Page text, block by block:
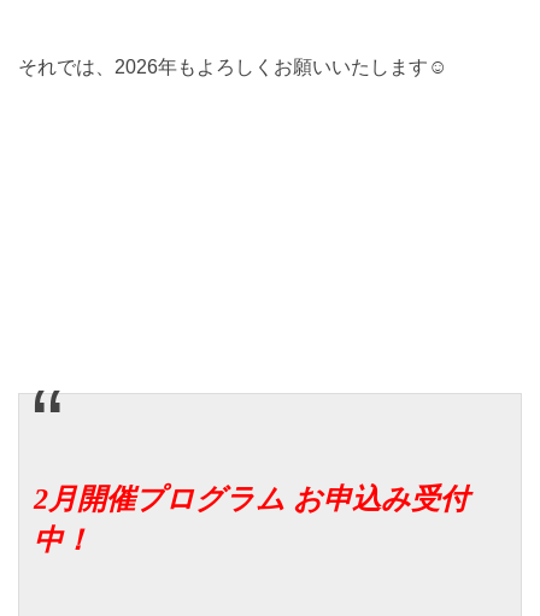
それでは、2026年もよろしくお願いいたします☺
2月開催プログラム お申込み受付
中！